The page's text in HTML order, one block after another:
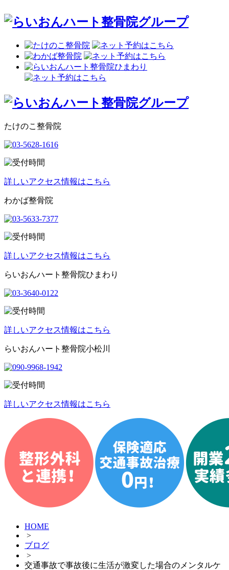
たけのこ整骨院
詳しいアクセス情報はこちら
わかば整骨院
詳しいアクセス情報はこちら
らいおんハート整骨院ひまわり
詳しいアクセス情報はこちら
らいおんハート整骨院小松川
詳しいアクセス情報はこちら
HOME
>
ブログ
>
交通事故で事故後に生活が激変した場合のメンタルケ